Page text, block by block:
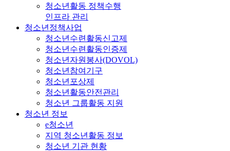
청소년활동 정책수행
인프라 관리
청소년정책사업
청소년수련활동신고제
청소년수련활동인증제
청소년자원봉사(DOVOL)
청소년참여기구
청소년포상제
청소년활동안전관리
청소년 그룹활동 지원
청소년 정보
e청소년
지역 청소년활동 정보
청소년 기관 현황